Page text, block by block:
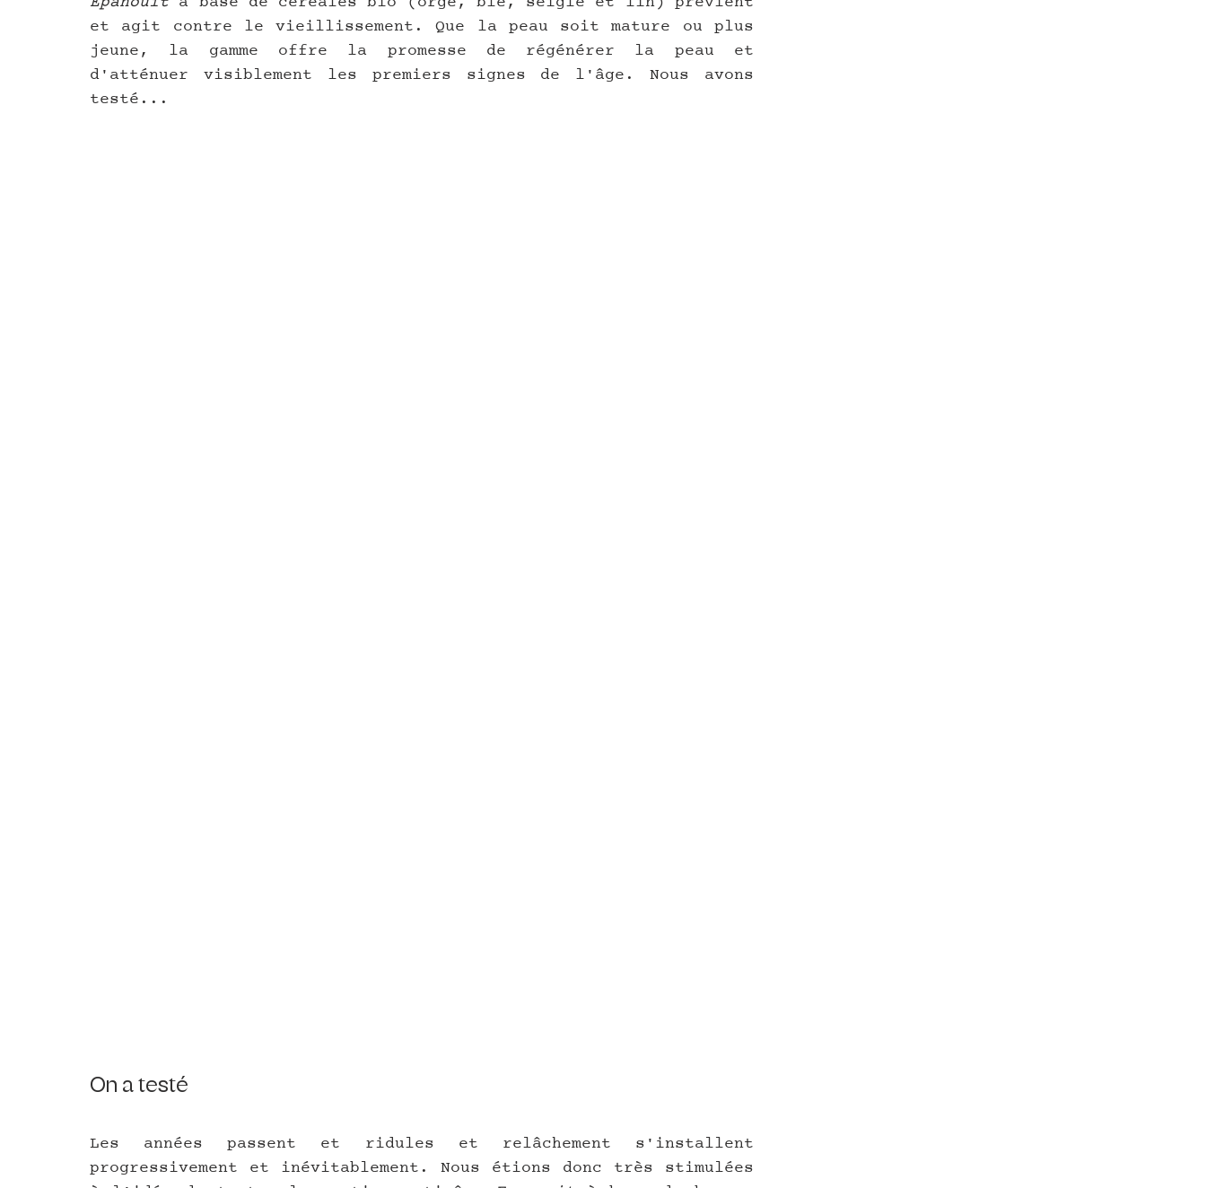
et agit contre le vieillissement. Que la peau soit mature ou plus
jeune, la gamme offre la promesse de régénérer la peau et
d'atténuer visiblement les premiers signes de l'âge. Nous avons
testé...
On a testé
Les années passent et ridules et relâchement s'installent
progressivement et inévitablement. Nous étions donc très stimulées